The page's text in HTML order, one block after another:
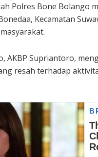
Polres Bone Bolango
Kecamatan
AKBP Supriantoro,
resah terhadap